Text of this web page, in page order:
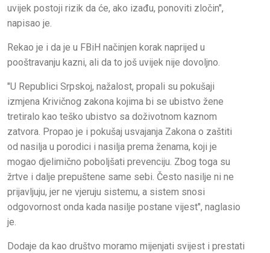
uvijek postoji rizik da će, ako izađu, ponoviti zločin",
napisao je.
Rekao je i da je u FBiH načinjen korak naprijed u
pooštravanju kazni, ali da to još uvijek nije dovoljno.
"U Republici Srpskoj, nažalost, propali su pokušaji
izmjena Krivičnog zakona kojima bi se ubistvo žene
tretiralo kao teško ubistvo sa doživotnom kaznom
zatvora. Propao je i pokušaj usvajanja Zakona o zaštiti
od nasilja u porodici i nasilja prema ženama, koji je
mogao djelimično poboljšati prevenciju. Zbog toga su
žrtve i dalje prepuštene same sebi. Često nasilje ni ne
prijavljuju, jer ne vjeruju sistemu, a sistem snosi
odgovornost onda kada nasilje postane vijest", naglasio
je.
Dodaje da kao društvo moramo mijenjati svijest i prestati